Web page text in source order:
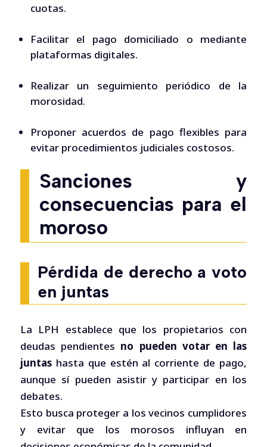
cuotas.
Facilitar el pago domiciliado o mediante
plataformas digitales.
Realizar un seguimiento periódico de la
morosidad.
Proponer acuerdos de pago flexibles para
evitar procedimientos judiciales costosos.
Sanciones y
consecuencias para el
moroso
Pérdida de derecho a voto
en juntas
La LPH establece que los propietarios con
deudas pendientes no pueden votar en las
juntas hasta que estén al corriente de pago,
aunque sí pueden asistir y participar en los
debates.
Esto busca proteger a los vecinos cumplidores
y evitar que los morosos influyan en